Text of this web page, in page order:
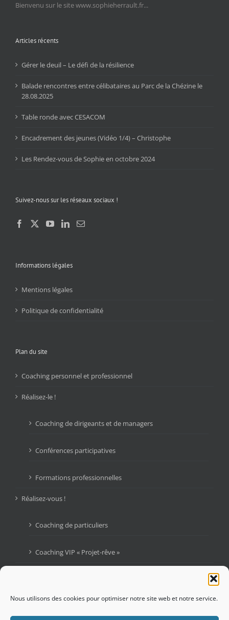
Nous utilisons des cookies pour optimiser notre site web et notre service.
Bienvenu sur le site www.sophieherrault.fr...
Articles récents
Gérer le deuil – Le défi de la résilience
Balade rencontres entre célibataires au Parc de la Chézine le
28.08.2025
Table ronde avec CESACOM
Encadrement des jeunes (Vidéo 1/4) – Christophe
Les Rendez-vous de Sophie en octobre 2024
Suivez-nous sur les réseaux sociaux !
Informations légales
Mentions légales
Politique de confidentialité
Plan du site
Coaching personnel et professionnel
Réalisez-le !
Coaching de dirigeants et de managers
Conférences participatives
Formations professionnelles
Réalisez-vous !
Coaching de particuliers
Coaching VIP « Projet-rêve »
Blogue : Graines d’Audace
Contactez-moi !